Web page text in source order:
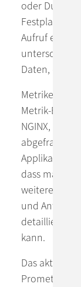
oder
Festplatte
Aufruf einer
Daten, die
Metriken
Metrik-
NGINX, DBs
abgefragt
dass man
weitere
und
detaillierte
kann.
Das aktuell
Prometheus